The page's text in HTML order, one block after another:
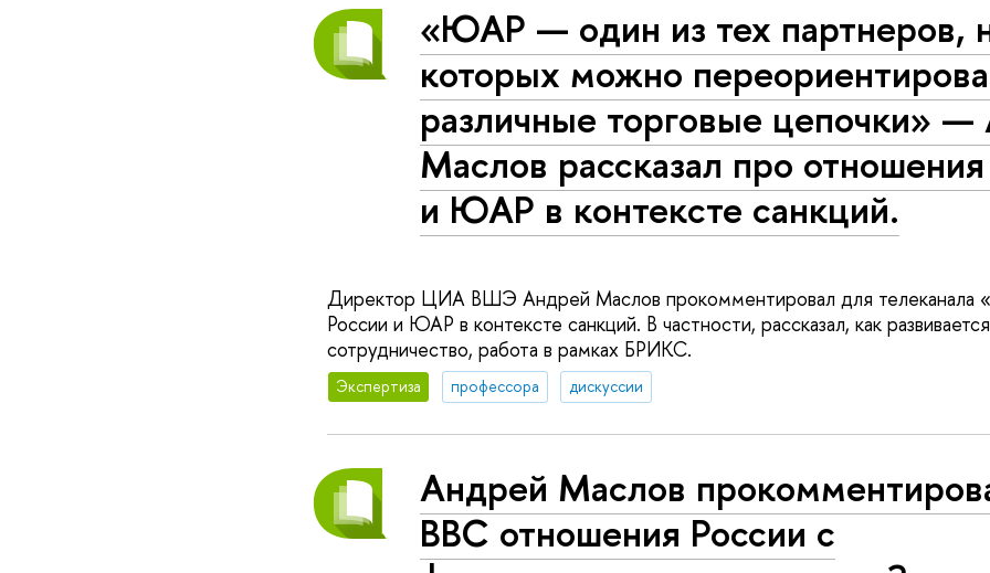
«ЮАР — один из тех партнеров,
которых можно
различные торговые цепочки»
Маслов рассказал про
и ЮАР в контексте санкций.
Директор ЦИА ВШЭ Андрей Маслов прокомментировал для телеканала
России и ЮАР в контексте санкций. В частности, рассказал, как
сотрудничество, работа в рамках БРИКС.
Экспертиза профессора дискуссии
Андрей Маслов
BBC отношения России с